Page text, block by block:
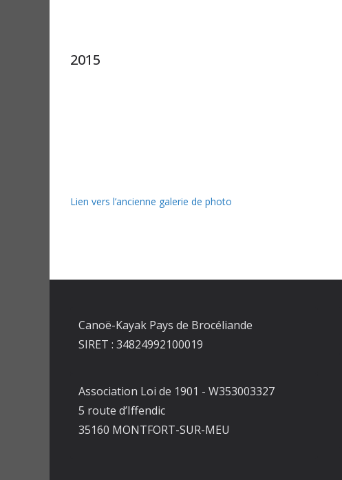
2015
Lien vers l’ancienne galerie de photo
Canoë-Kayak Pays de Brocéliande
SIRET : 34824992100019
Association Loi de 1901 - W353003327
5 route d’Iffendic
35160 MONTFORT-SUR-MEU